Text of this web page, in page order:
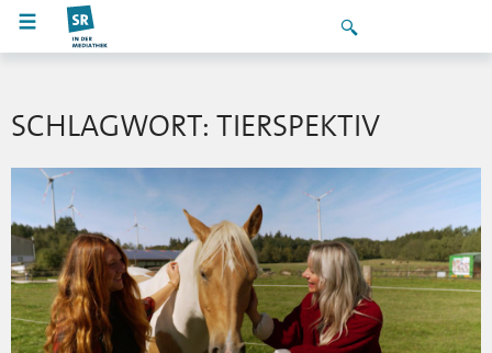
SCHLAGWORT: TIERSPEKTIV